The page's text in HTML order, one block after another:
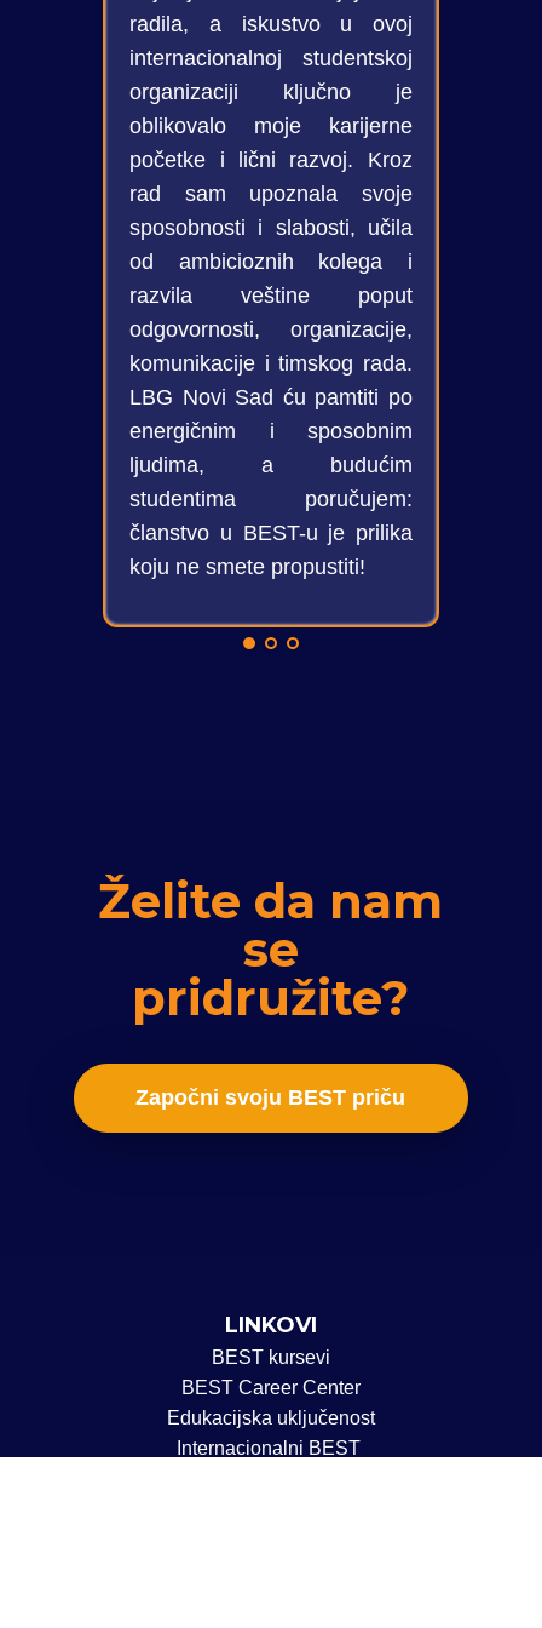
radila, a iskustvo u ovoj
internacionalnoj studentskoj
organizaciji ključno je
oblikovalo moje karijerne
početke i lični razvoj. Kroz
rad sam upoznala svoje
sposobnosti i slabosti, učila
od ambicioznih kolega i
razvila veštine poput
odgovornosti, organizacije,
komunikacije i timskog rada.
LBG Novi Sad ću pamtiti po
energičnim i sposobnim
ljudima, a budućim
studentima poručujem:
članstvo u BEST-u je prilika
koju ne smete propustiti!
bezbroj događaja i obišao
dobar deo Evrope. Kroz sve
to sam stekao gomilu mekih
veština koje do tad nisam ni
znao da postoje, a danas mi
kao softverskom inženjeru
gotovo svakodnevno koriste.
Izlaženje iz zone komfora,
organizovanje vremena,
primanje i davanje
konstruktivnog fidbeka, i rad
u timovima svih veličina su
samo neke od njih.
Ako ste spremni da radite na
sebi i savladate nove
veštine, na pravoj ste adresi,
jer BEST nudi
usudiš, grešiš i razvijaš uz
ljude koji često postanu
prijatelji za ceo život. Donelo
mi je iskustvo, reference i
sigurnost u radu sa različitim
ljudima, ali su mi najvredniji
ostali odnosi i prilike koje su
se kroz njih otvorile. Zato ne
čekaj „pravi trenutak“. U
BEST-u nemaš šta da
izgubiš, a možeš da dobiješ
mnogo više nego što
očekuješ.
Želite da nam
se
pridružite?
Započni svoju BEST priču
LINKOVI
BEST kursevi
BEST Career Center
Edukacijska uključenost
Internacionalni BEST